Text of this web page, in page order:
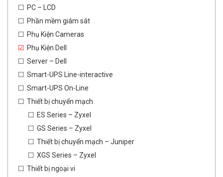
PC – LCD
Phần mềm giám sát
Phụ Kiện Cameras
Phụ Kiện Dell
Server – Dell
Smart-UPS Line-interactive
Smart-UPS On-Line
Thiết bị chuyển mạch
ES Series – Zyxel
GS Series – Zyxel
Thiết bị chuyển mạch – Juniper
XGS Series – Zyxel
Thiết bị ngoại vi